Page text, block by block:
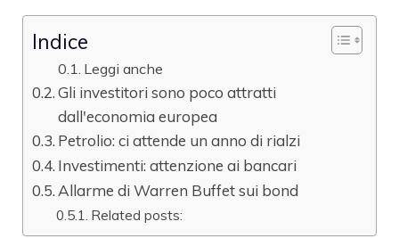
Indice
Leggi anche
Gli investitori sono poco attratti
dall'economia europea
Petrolio: ci attende un anno di rialzi
Investimenti: attenzione ai bancari
Allarme di Warren Buffet sui bond
Related posts: